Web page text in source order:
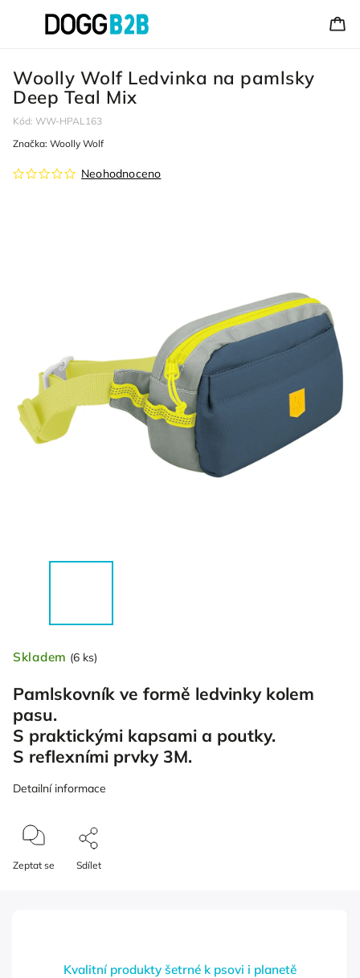
Woolly Wolf Ledvinka na pamlsky
Deep Teal Mix
Kód: WW-HPAL163
Neohodnoceno
Značka: Woolly Wolf
Skladem (6 ks)
Pamlskovník ve formě ledvinky kolem
pasu.
S praktickými kapsami a poutky.
S reflexními prvky 3M.
Detailní informace
Zeptat se Sdílet
Kvalitní produkty šetrné k psovi i planetě